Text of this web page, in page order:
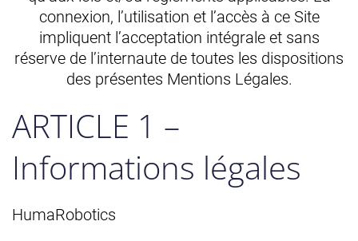
connexion, l’utilisation et l’accès à ce Site
impliquent l’acceptation intégrale et sans
réserve de l’internaute de toutes les dispositions
des présentes Mentions Légales.
ARTICLE 1 –
Informations légales
HumaRobotics